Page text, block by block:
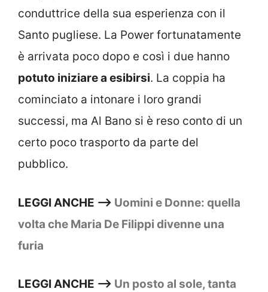
conduttrice della sua esperienza con il
Santo pugliese. La Power fortunatamente
è arrivata poco dopo e così i due hanno
potuto iniziare a esibirsi. La coppia ha
cominciato a intonare i loro grandi
successi, ma Al Bano si è reso conto di un
certo poco trasporto da parte del
pubblico.
LEGGI ANCHE –> Uomini e Donne: quella
volta che Maria De Filippi divenne una
furia
LEGGI ANCHE –> Un posto al sole, tanta